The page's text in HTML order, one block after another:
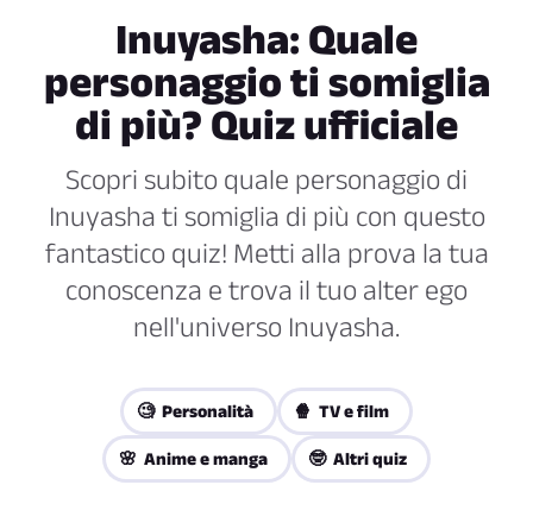
Inuyasha: Quale
personaggio ti somiglia
di più? Quiz ufficiale
Scopri subito quale personaggio di
Inuyasha ti somiglia di più con questo
fantastico quiz! Metti alla prova la tua
conoscenza e trova il tuo alter ego
nell'universo Inuyasha.
🧐 Personalità 🍿 TV e film
🌸 Anime e manga 🤓 Altri quiz